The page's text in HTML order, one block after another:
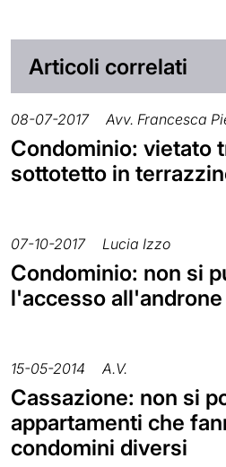
Articoli correlati
08-07-2017 Avv. Francesca
Condominio: vietato
sottotetto in
07-10-2017 Lucia Izzo
Condominio: non si
l'accesso
15-05-2014 A.V.
Cassazione: non si
appartamenti che
condomini diversi